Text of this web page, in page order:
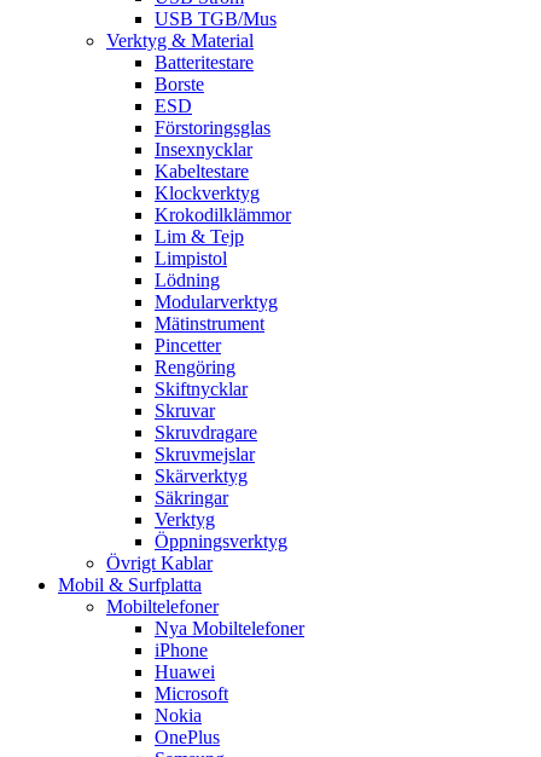
USB TGB/Mus
Verktyg & Material
Batteritestare
Borste
ESD
Förstoringsglas
Insexnycklar
Kabeltestare
Klockverktyg
Krokodilklämmor
Lim & Tejp
Limpistol
Lödning
Modularverktyg
Mätinstrument
Pincetter
Rengöring
Skiftnycklar
Skruvar
Skruvdragare
Skruvmejslar
Skärverktyg
Säkringar
Verktyg
Öppningsverktyg
Övrigt Kablar
Mobil & Surfplatta
Mobiltelefoner
Nya Mobiltelefoner
iPhone
Huawei
Microsoft
Nokia
OnePlus